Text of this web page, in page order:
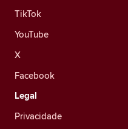
TikTok
YouTube
X
Facebook
Legal
Privacidade